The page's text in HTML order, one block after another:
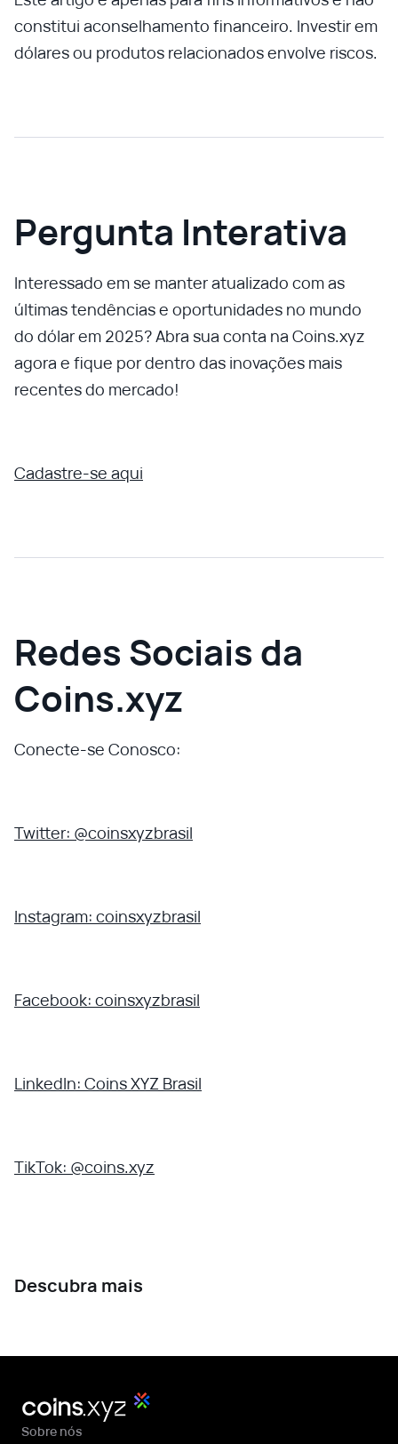
constitui aconselhamento financeiro. Investir em
dólares ou produtos relacionados envolve riscos.
Pergunta Interativa
Interessado em se manter atualizado com as
últimas tendências e oportunidades no mundo
do dólar em 2025? Abra sua conta na Coins.xyz
agora e fique por dentro das inovações mais
recentes do mercado!
Cadastre-se aqui
Redes Sociais da
Coins.xyz
Conecte-se Conosco:
Twitter: @coinsxyzbrasil
Instagram: coinsxyzbrasil
Facebook: coinsxyzbrasil
LinkedIn: Coins XYZ Brasil
TikTok: @coins.xyz
Descubra mais
Sobre nós